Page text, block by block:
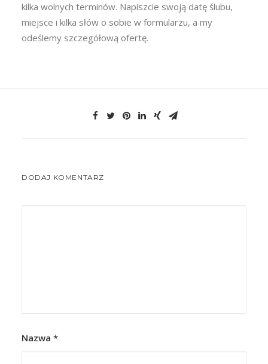
kilka wolnych terminów. Napiszcie swoją datę ślubu,
miejsce i kilka słów o sobie w formularzu, a my
odeślemy szczegółową ofertę.
DODAJ KOMENTARZ
Nazwa *